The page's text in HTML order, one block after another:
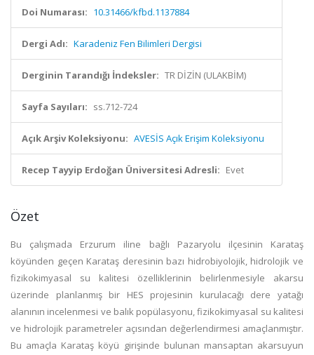
Doi Numarası: 10.31466/kfbd.1137884
Dergi Adı: Karadeniz Fen Bilimleri Dergisi
Derginin Tarandığı İndeksler: TR DİZİN (ULAKBİM)
Sayfa Sayıları: ss.712-724
Açık Arşiv Koleksiyonu: AVESİS Açık Erişim Koleksiyonu
Recep Tayyip Erdoğan Üniversitesi Adresli: Evet
Özet
Bu çalışmada Erzurum iline bağlı Pazaryolu ilçesinin Karataş
köyünden geçen Karataş deresinin bazı hidrobiyolojik, hidrolojik ve
fizikokimyasal su kalitesi özelliklerinin belirlenmesiyle akarsu
üzerinde planlanmış bir HES projesinin kurulacağı dere yatağı
alanının incelenmesi ve balık popülasyonu, fizikokimyasal su kalitesi
ve hidrolojik parametreler açısından değerlendirmesi amaçlanmıştır.
Bu amaçla Karataş köyü girişinde bulunan mansaptan akarsuyun